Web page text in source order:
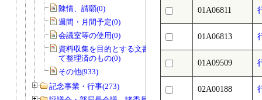
陳情、請願(0)
週間・月間予定(0)
会議室等の使用(0)
資料収集を目的とする文書で資料とし
て整理済のもの(0)
その他(933)
記念事業・行事(273)
01A06811
01A06813
01A09509
02A00188